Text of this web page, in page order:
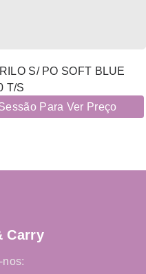
S/ PO SOFT BLUE
T/S
Para Ver Preço
Carry
nos: